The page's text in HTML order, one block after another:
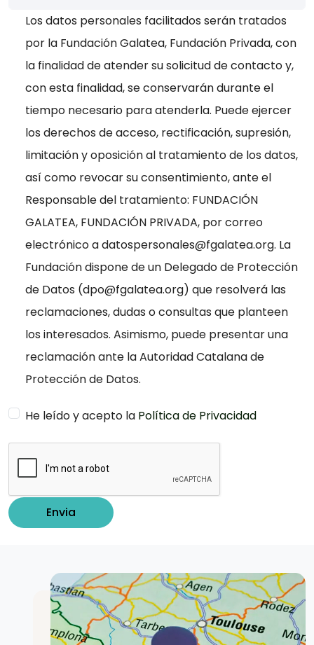
Los datos personales facilitados serán tratados
por la Fundación Galatea, Fundación Privada, con
la finalidad de atender su solicitud de contacto y,
con esta finalidad, se conservarán durante el
tiempo necesario para atenderla. Puede ejercer
los derechos de acceso, rectificación, supresión,
limitación y oposición al tratamiento de los datos,
así como revocar su consentimiento, ante el
Responsable del tratamiento: FUNDACIÓN
GALATEA, FUNDACIÓN PRIVADA, por correo
electrónico adatospersonales
. La
Fundación dispone de un Delegado de Protección
de Datos (dpo
) que resolverá las
reclamaciones, dudas o consultas que planteen
los interesados. Asimismo, puede presentar una
reclamación ante la Autoridad Catalana de
Protección de Datos.
He leído y acepto la Política de Privacidad